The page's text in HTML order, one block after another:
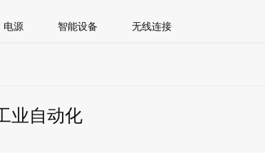
模拟技术/信号链AI/人工智能
/3D 电源技术/信号链 接口
电源 智能设备 无线连接
业自动化